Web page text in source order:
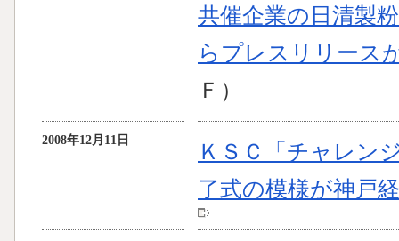
共催企業の日清製
らプレスリリース
Ｆ）
2008年12月11日
ＫＳＣ「チャレン
了式の模様が神戸